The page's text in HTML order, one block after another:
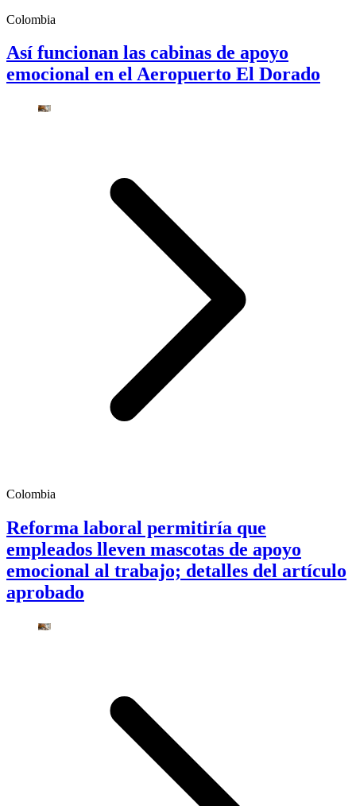
Colombia
Así funcionan las cabinas de apoyo
emocional en el Aeropuerto El Dorado
Colombia
Reforma laboral permitiría que
empleados lleven mascotas de apoyo
emocional al trabajo; detalles del artículo
aprobado